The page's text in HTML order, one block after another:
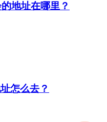
地址在哪里？
怎么去？